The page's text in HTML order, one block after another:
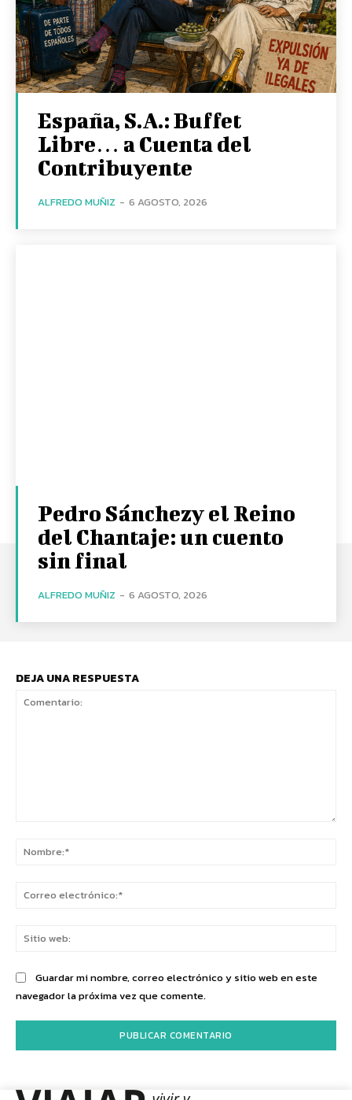
España, S.A.: Buffet
Libre… a Cuenta del
Contribuyente
ALFREDO MUÑIZ - 6 AGOSTO, 2026
Pedro Sánchezy el Reino
del Chantaje: un cuento
sin final
ALFREDO MUÑIZ - 6 AGOSTO, 2026
DEJA UNA RESPUESTA
Guardar mi nombre, correo electrónico y sitio web en este
navegador la próxima vez que comente.